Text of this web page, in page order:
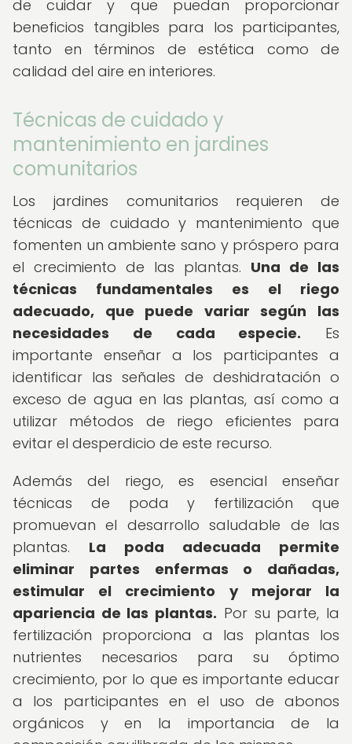
de cuidar y que puedan proporcionar
beneficios tangibles para los participantes,
tanto en términos de estética como de
calidad del aire en interiores.
Técnicas de cuidado y
mantenimiento en jardines
comunitarios
Los jardines comunitarios requieren de
técnicas de cuidado y mantenimiento que
fomenten un ambiente sano y próspero para
el crecimiento de las plantas. Una de las
técnicas fundamentales es el riego
adecuado, que puede variar según las
necesidades de cada especie. Es
importante enseñar a los participantes a
identificar las señales de deshidratación o
exceso de agua en las plantas, así como a
utilizar métodos de riego eficientes para
evitar el desperdicio de este recurso.
Además del riego, es esencial enseñar
técnicas de poda y fertilización que
promuevan el desarrollo saludable de las
plantas. La poda adecuada permite
eliminar partes enfermas o dañadas,
estimular el crecimiento y mejorar la
apariencia de las plantas. Por su parte, la
fertilización proporciona a las plantas los
nutrientes necesarios para su óptimo
crecimiento, por lo que es importante educar
a los participantes en el uso de abonos
orgánicos y en la importancia de la